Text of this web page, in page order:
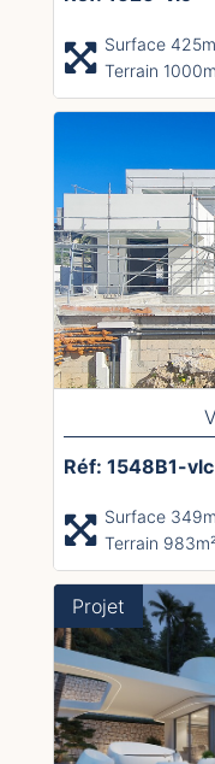
Surface
Terrain
Réf: 1548B1-vlc
Surface
Terrain
Projet